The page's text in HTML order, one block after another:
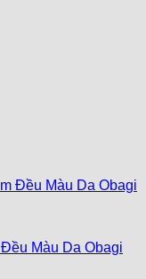
Màu Da Obagi